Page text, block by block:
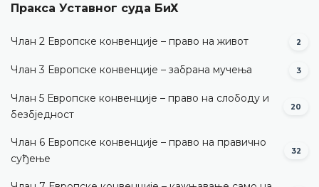
Пракса Уставног суда БиХ
Члан 2 Европске конвенције – право на живот 2
Члан 3 Европске конвенције – забрана мучења 3
Члан 5 Европске конвенције – право на слободу и
безбједност
20
Члан 6 Европске конвенције – право на правично
суђење
32